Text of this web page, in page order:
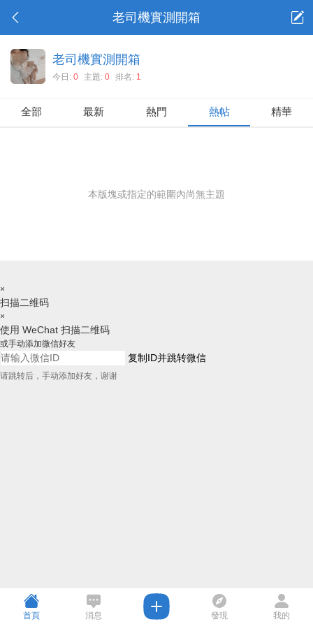
老司機實測開箱
老司機實測開箱
今日: 0 主題: 0 排名: 1
全部 最新 熱門 熱帖 精華
本版塊或指定的範圍內尚無主題
×
扫描二维码
×
使用 WeChat 扫描二维码
或手动添加微信好友
复制ID并跳转微信
请跳转后，手动添加好友，谢谢
首頁 消息 發現 我的